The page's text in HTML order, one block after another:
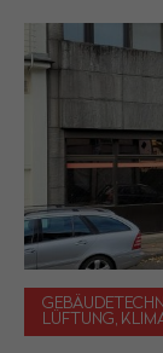
LÜFTUNG,